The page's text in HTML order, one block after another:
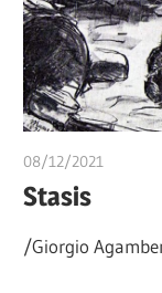
por
çështja
është
që
shndërrosh
atë.
08/12/2021
Stasis
/Giorgio